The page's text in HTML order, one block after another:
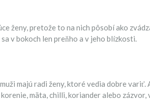
ženy, pretože to na nich pôsobí ako
v bokoch len preňho a v jeho blízkosti.
majú radi ženy, ktoré vedia dobre variť.
mäta, chilli, koriander alebo zázvor,